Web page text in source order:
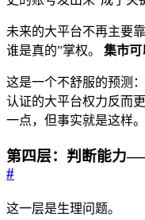
未来的大平台不再主要
谁是真的”掌权。 集市可
这是一个不舒服的预测
认证的大平台权力反而
一点，但事实就是这样。
第四层：判断能力
#
这一层是生理问题。